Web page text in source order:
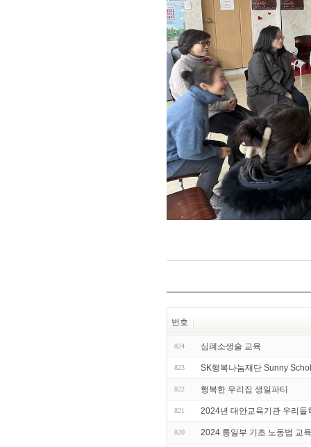
번호
824 심폐소생술 교육
823 SK행복나눔재단 Sunny
822 행복한 우리집 생일파티
821 2024년 대안교육기관 우리들
820 2024 통일부 기초 노동법 교육